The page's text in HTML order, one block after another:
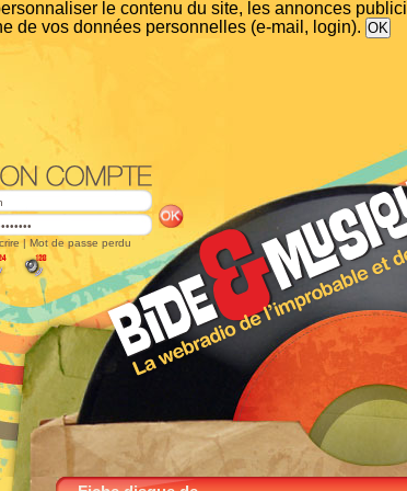
le contenu du site, les annonces
de vos données personnelles (e-mail, login).
| Mot de passe perdu